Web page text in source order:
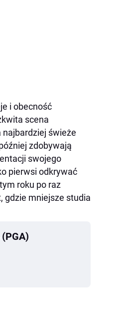
i obecność
scena
najbardziej świeże
zdobywają
swojego
pierwsi odkrywać
roku po raz
gdzie mniejsze studia